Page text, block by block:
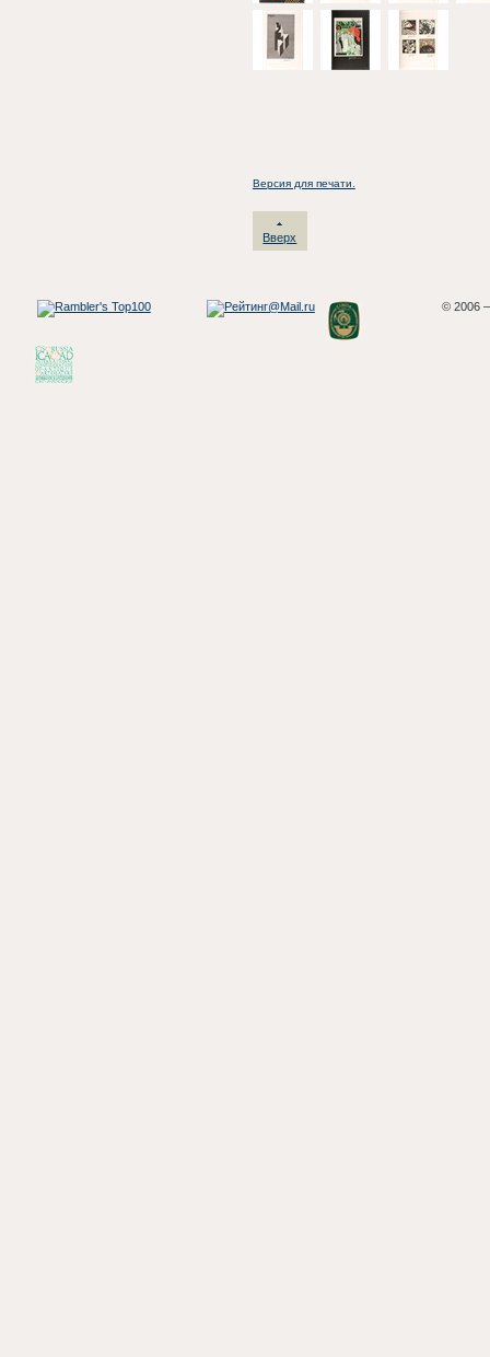
Версия для печати.
Вверх
© 2006